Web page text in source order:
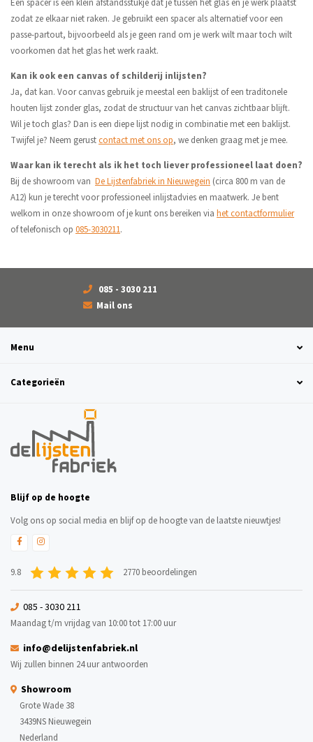
Een spacer is een klein afstandsstukje dat je tussen het glas en je werk plaatst
zodat ze elkaar niet raken. Je gebruikt een spacer als alternatief voor een
passe-partout, bijvoorbeeld als je geen rand om je werk wilt maar toch wilt
voorkomen dat het glas het werk raakt.
Kan ik ook een canvas of schilderij inlijsten?
Ja, dat kan. Voor canvas gebruik je meestal een baklijst of een traditonele
houten lijst zonder glas, zodat de structuur van het canvas zichtbaar blijft.
Wil je toch glas? Dan is een diepe lijst nodig in combinatie met een baklijst.
Twijfel je? Neem gerustcontact met ons op, we denken graag met je mee.
Waar kan ik terecht als ik het toch liever professioneel laat doen?
Bij de showroom van De Lijstenfabriek in Nieuwegein (circa 800 m van de
A12) kun je terecht voor professioneel inlijstadvies en maatwerk. Je bent
welkom in onze showroom of je kunt ons bereiken via het contactformulier
of telefonisch op 085-3030211.
085 - 3030 211
Mail ons
Menu
Categorieën
Blijf op de hoogte
Volg ons op social media en blijf op de hoogte van de laatste nieuwtjes!
9.8 2770 beoordelingen
085 - 3030 211
Maandag t/m vrijdag van 10:00 tot 17:00 uur
info@delijstenfabriek.nl
Wij zullen binnen 24 uur antwoorden
Showroom
Grote Wade 38
3439NS Nieuwegein
Nederland